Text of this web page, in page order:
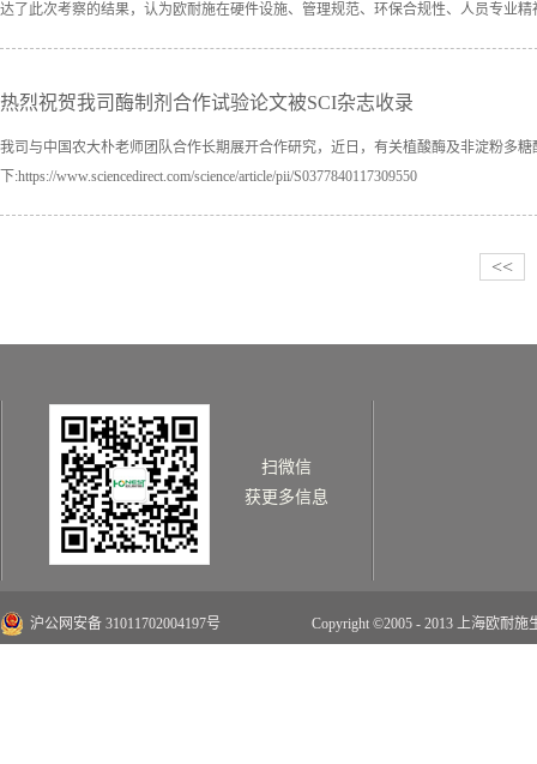
达了此次考察的结果，认为欧耐施在硬件设施、管理规范、环保合规性、人员专业
热烈祝贺我司 酶制剂 合作试验论文被SCI杂志收录
我司与中国农大朴老师团队合作长期展开合作研究，近日，有关植酸酶及非淀粉多糖
下:https://www.sciencedirect.com/science/article/pii/S0377840117309550
<<
扫微信
获更多信息
沪公网安备 31011702004197号 Copyright ©2005 - 2013 上海欧耐施